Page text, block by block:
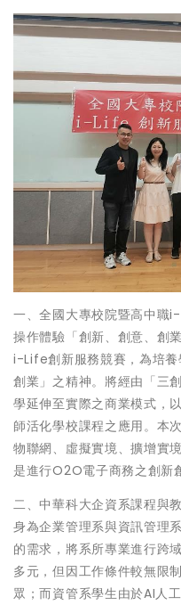
一、全國大專校院暨高中職
操作體驗「創新、創意、創
i-Life創新服務競賽，為培養
創業」之精神。將經由「三
學延伸至實際之商業模式，
師活化學校課程之應用。本
物聯網、虛擬實境、擴增實
是進行O2O電子商務之創新
二、中華科大企資系課程與
身為企業管理系與資訊管理
的需求，將系所專業進行跨
多元，但因工作條件較無限
眾；而資管系學生由於AI人